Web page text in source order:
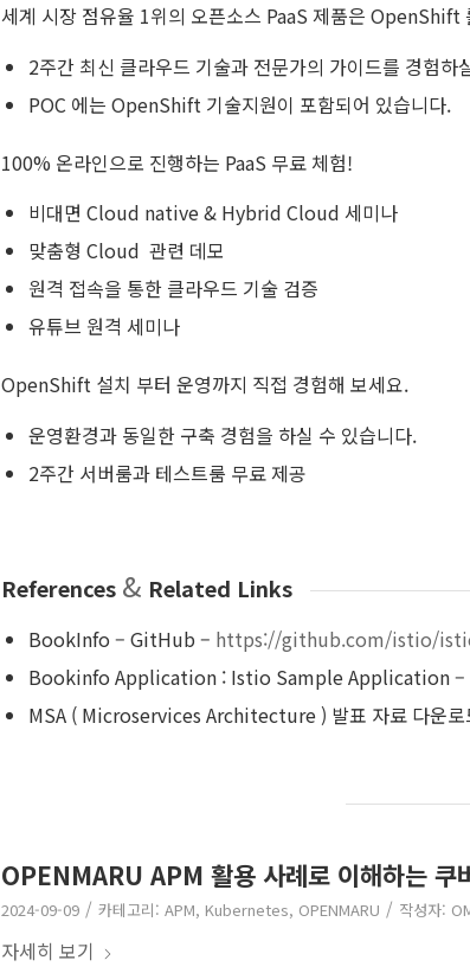
세계 시장 점유율 1위의 오픈소스 PaaS 제품은
2주간 최신 클라우드 기술과 전문가의 가이드를 경험하
POC 에는 OpenShift 기술지원이 포함되어 있습니다.
100% 온라인으로 진행하는 PaaS 무료 체험!
비대면 Cloud native & Hybrid Cloud 세미나
맞춤형 Cloud 관련 데모
원격 접속을 통한 클라우드 기술 검증
유튜브 원격 세미나
OpenShift 설치 부터 운영까지 직접 경험해 보세요.
운영환경과 동일한 구축 경험을 하실 수 있습니다.
2주간 서버룸과 테스트룸 무료 제공
References & Related Links
BookInfo – GitHub – https://github.com/istio/
Bookinfo Application : Istio Sample Application –
MSA ( Microservices Architecture ) 발표 자료 다운로
OPENMARU APM 활용 사례로 이해하는 쿠
2024-09-09 / 카테고리: APM, Kubernetes, OPENMARU / 작성자:
자세히 보기